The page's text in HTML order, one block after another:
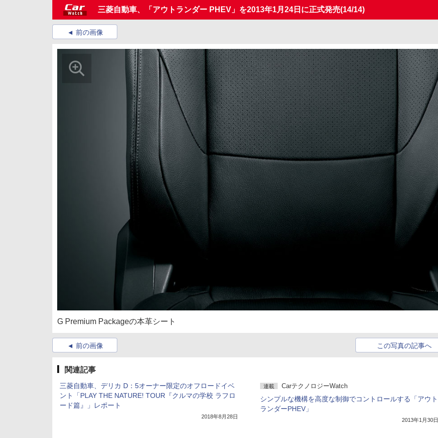
三菱自動車、「アウトランダー PHEV」を2013年1月24日に正式発売(14/14)
前の画像
G Premium Packageの本革シート
前の画像 この写真の記事へ
関連記事
三菱自動車、デリカ D：5オーナー限定のオフロードイベ
ント「PLAY THE NATURE! TOUR『クルマの学校 ラフロ
ード篇』」レポート
2018年8月28日
連載 CarテクノロジーWatch
シンプルな機構を高度な制御でコントロールする「アウト
ランダーPHEV」
2013年1月30日